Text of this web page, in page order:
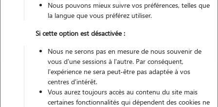
Nos dog sitters à Thénac
Nous pouvons mieux suivre vos préférences, telles que
la langue que vous préférez utiliser.
Si cette option est désactivée :
Nous ne serons pas en mesure de nous souvenir de
vous d'une sessions à l'autre. Par conséquent,
l'expérience ne sera peut-être pas adaptée à vos
centres d'intérêt.
Vous aurez toujours accès au contenu du site mais
certaines fonctionnalités qui dépendent des cookies ne